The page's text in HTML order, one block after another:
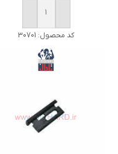
خرید
کد محصول: 30701